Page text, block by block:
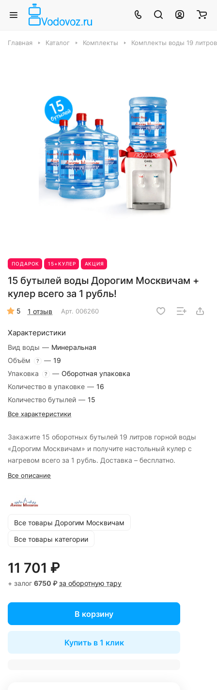
Главная Каталог Комплекты Комплекты воды 19 литров
ПОДАРОК 15+КУЛЕР АКЦИЯ
15 бутылей воды Дорогим Москвичам +
кулер всего за 1 рубль!
5 1 отзыв Арт. 006260
Характеристики
Вид воды — Минеральная
Объём
? — 19
Упаковка
? — Оборотная упаковка
Количество в упаковке — 16
Количество бутылей — 15
Все характеристики
Закажите 15 оборотных бутылей 19 литров горной воды
«Дорогим Москвичам» и получите настольный кулер с
нагревом всего за 1 рубль. Доставка – бесплатно.
Все описание
Все товары Дорогим Москвичам
Все товары категории
11 701 ₽
+ залог 6750 ₽ за оборотную тару
В корзину
Купить в 1 клик